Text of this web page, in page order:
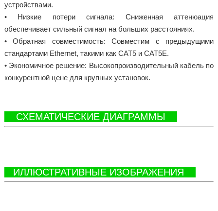
устройствами.
• Низкие потери сигнала: Сниженная аттенюация
обеспечивает сильный сигнал на больших расстояниях.
• Обратная совместимость: Совместим с предыдущими
стандартами Ethernet, такими как CAT5 и CAT5E.
• Экономичное решение: Высокопроизводительный кабель по
конкурентной цене для крупных установок.
СХЕМАТИЧЕСКИЕ ДИАГРАММЫ
ИЛЛЮСТРАТИВНЫЕ ИЗОБРАЖЕНИЯ